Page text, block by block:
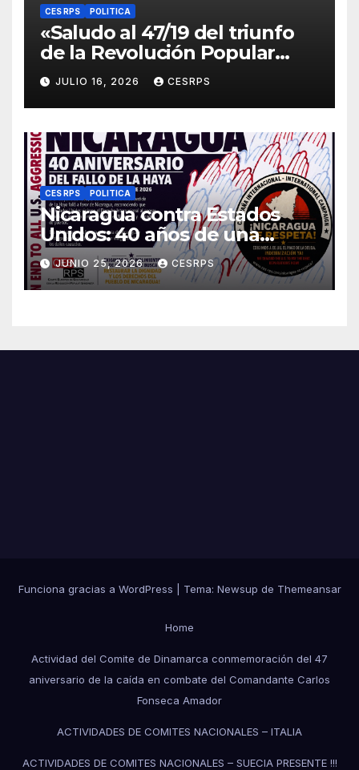
CES RPS POLITICA
«Saludo al 47/19 del triunfo
de la Revolución Popular
Sandinista : Siempre + allá!»
JULIO 16, 2026 CESRPS
CES RPS POLITICA
Nicaragua contra Estados
Unidos: 40 años de una
sentencia histórica que sigue
esperando justicia
JUNIO 25, 2026 CESRPS
Funciona gracias a WordPress Tema: Newsup de Themeansar
Home
Actividad del Comite de Dinamarca conmemoración del 47
aniversario de la caída en combate del Comandante Carlos
Fonseca Amador
ACTIVIDADES DE COMITES NACIONALES – ITALIA
ACTIVIDADES DE COMITES NACIONALES – SUECIA PRESENTE !!!